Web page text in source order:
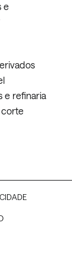
e
e refinaria
corte